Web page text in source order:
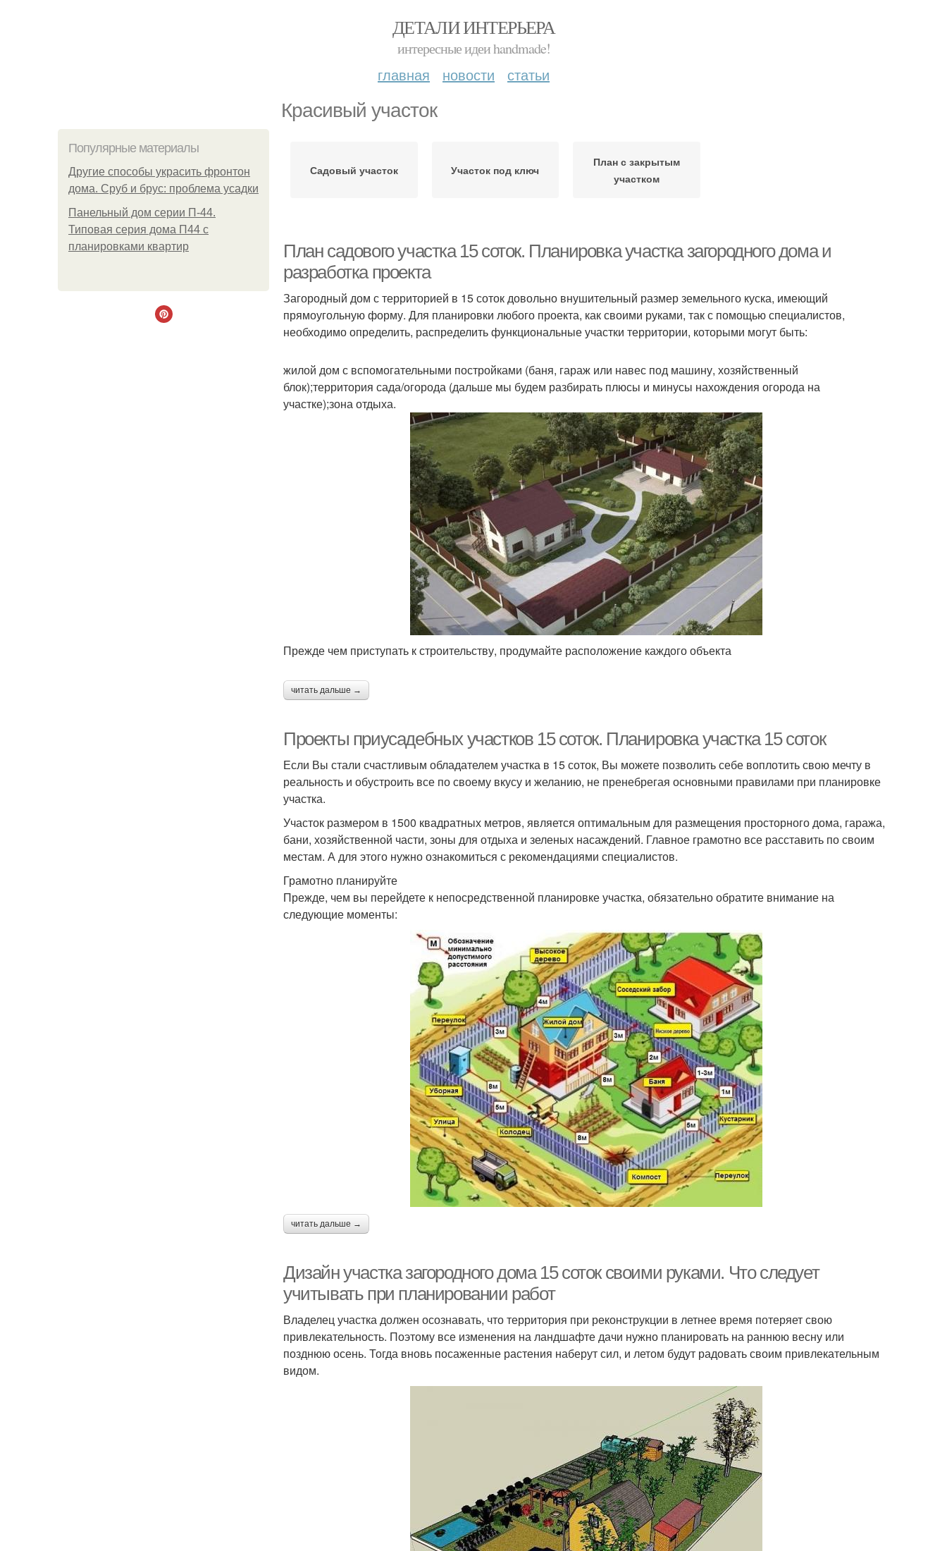
ДЕТАЛИ ИНТЕРЬЕРА
интересные идеи handmade!
главная новости статьи
Красивый участок
Популярные материалы
Другие способы украсить фронтон
дома. Сруб и брус: проблема усадки
Панельный дом серии П-44.
Типовая серия дома П44 с
планировками квартир
Садовый участок Участок под ключ
План с закрытым
участком
План садового участка 15 соток. Планировка участка загородного дома и
разработка проекта
Загородный дом с территорией в 15 соток довольно внушительный размер земельного куска, имеющий
прямоугольную форму. Для планировки любого проекта, как своими руками, так с помощью специалистов,
необходимо определить, распределить функциональные участки территории, которыми могут быть:
жилой дом с вспомогательными постройками (баня, гараж или навес под машину, хозяйственный
блок);территория сада/огорода (дальше мы будем разбирать плюсы и минусы нахождения огорода на
участке);зона отдыха.
Прежде чем приступать к строительству, продумайте расположение каждого объекта
читать дальше →
Проекты приусадебных участков 15 соток. Планировка участка 15 соток
Если Вы стали счастливым обладателем участка в 15 соток, Вы можете позволить себе воплотить свою мечту в
реальность и обустроить все по своему вкусу и желанию, не пренебрегая основными правилами при планировке
участка.
Участок размером в 1500 квадратных метров, является оптимальным для размещения просторного дома, гаража,
бани, хозяйственной части, зоны для отдыха и зеленых насаждений. Главное грамотно все расставить по своим
местам. А для этого нужно ознакомиться с рекомендациями специалистов.
Грамотно планируйте
Прежде, чем вы перейдете к непосредственной планировке участка, обязательно обратите внимание на
следующие моменты:
читать дальше →
Дизайн участка загородного дома 15 соток своими руками. Что следует
учитывать при планировании работ
Владелец участка должен осознавать, что территория при реконструкции в летнее время потеряет свою
привлекательность. Поэтому все изменения на ландшафте дачи нужно планировать на раннюю весну или
позднюю осень. Тогда вновь посаженные растения наберут сил, и летом будут радовать своим привлекательным
видом.